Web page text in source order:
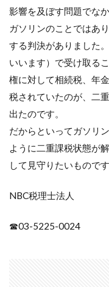
影響を及ぼす問題でな
ガソリンのことではあ
する判決がありました
いいます）で受け取る
権に対して相続税、年
税されていたのが、二
出たのです。
だからといってガソリ
ように二重課税状態が
して見守りたいものです
NBC税理士法人
☎03-5225-0024